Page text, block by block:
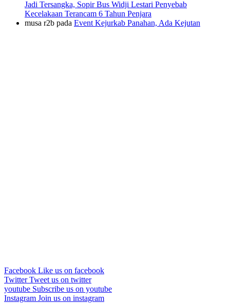
Jadi Tersangka, Sopir Bus Widji Lestari Penyebab
Kecelakaan Terancam 6 Tahun Penjara
musa r2b pada Event Kejurkab Panahan, Ada Kejutan
Facebook Like us on facebook
TwitterTweet us on twitter
youtube Subscribe us on youtube
Instagram Join us on instagram